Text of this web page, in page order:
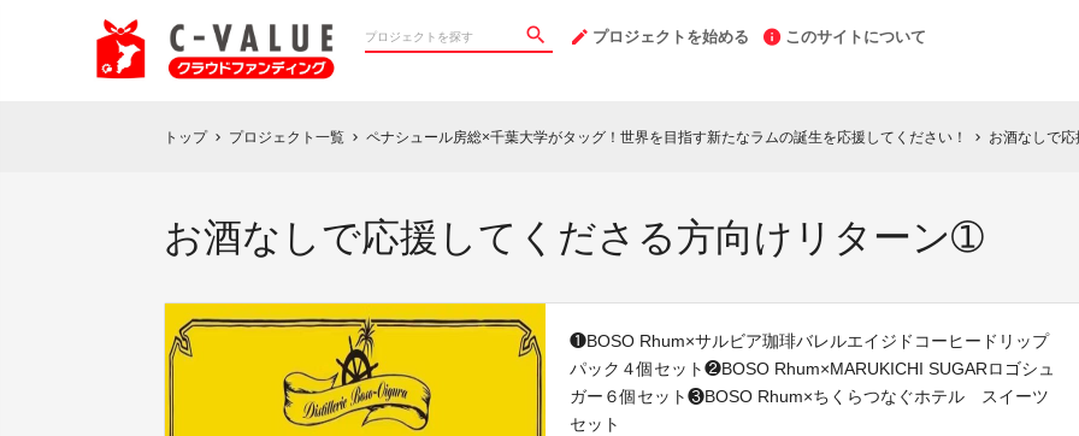
プロジェクトを始める このサイトについて
トップ chevron_right プロジェクト一覧 chevron_right ペナシュール房総×千葉大学がタッグ！世界を目指す新たなラムの誕生を応援してください！ chevron_right お酒なしで
お酒なしで応援してくださる方向けリターン➀
❶BOSO Rhum×サルビア珈琲バレルエイジドコーヒードリップ
パック４個セット❷BOSO Rhum×MARUKICHI SUGARロゴシュ
ガー６個セット❸BOSO Rhum×ちくらつなぐホテル スイーツ
セット